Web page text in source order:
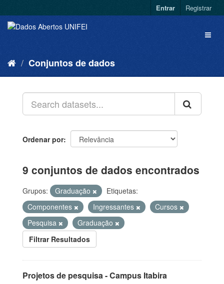
Entrar Registrar
Conjuntos de dados
Ordenar por
9 conjuntos de dados encontrados
Grupos: Graduação
Etiquetas:
Componentes
Ingressantes
Cursos
Pesquisa
Graduação
Filtrar Resultados
Projetos de pesquisa - Campus Itabira